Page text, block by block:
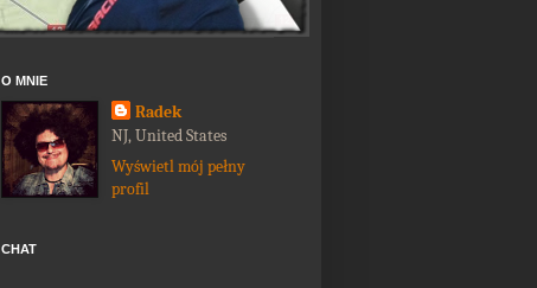
O MNIE
Radek
NJ, United States
Wyświetl mój pełny
profil
CHAT